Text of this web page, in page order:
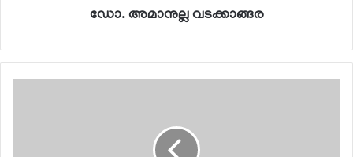
ഡോ. അമാനുല്ല വടക്കാങ്ങര